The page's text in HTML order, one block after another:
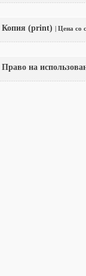
Копия (print) | Цена со
Право на